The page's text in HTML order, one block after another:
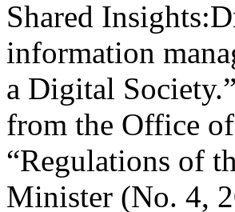
Shared
information
a Digital
from the Office
“Regulations of
Minister (No. 4,